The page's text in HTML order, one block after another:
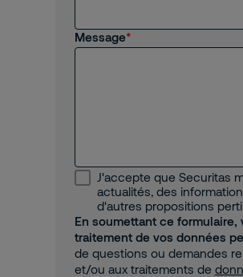
Message
J'accepte que Securitas
actualités, des
d'autres propositions
En soumettant ce formulaire,
traitement de vos données
de questions ou demandes
et/ou aux traitements de